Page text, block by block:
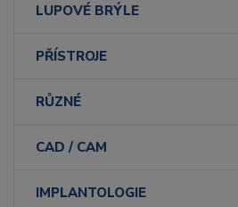
LUPOVÉ BRÝLE
PŘÍSTROJE
RŮZNÉ
CAD / CAM
IMPLANTOLOGIE